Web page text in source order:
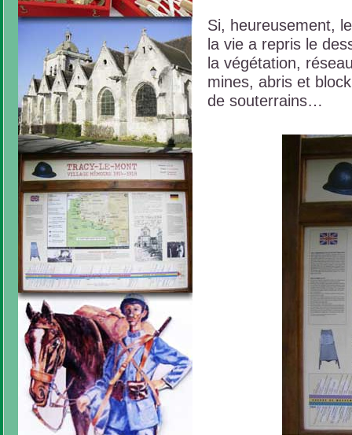
Si, heureusement,
la vie a repris le
la végétation,
mines, abris et
de souterrains…